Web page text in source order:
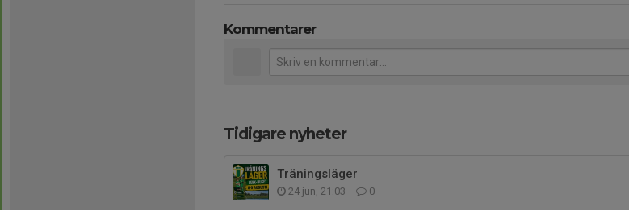
Kommentarer
Tidigare nyheter
Träningsläger
24 jun, 21:03 0